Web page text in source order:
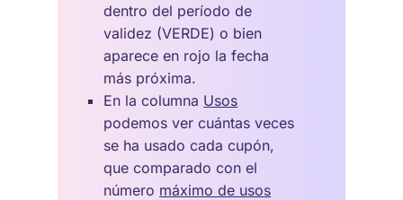
dentro del período de
validez (VERDE) o bien
aparece en rojo la fecha
más próxima.
En la columna Usos
podemos ver cuántas veces
se ha usado cada cupón,
que comparado con el
número máximo de usos